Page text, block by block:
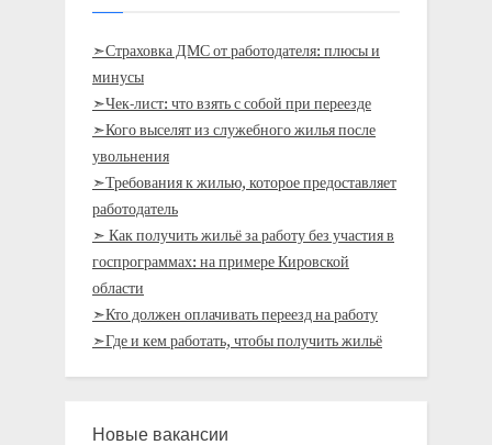
➣Страховка ДМС от работодателя: плюсы и
минусы
➣Чек-лист: что взять с собой при переезде
➣Кого выселят из служебного жилья после
увольнения
➣Требования к жилью, которое предоставляет
работодатель
➣ Как получить жильё за работу без участия в
госпрограммах: на примере Кировской
области
➣Кто должен оплачивать переезд на работу
➣Где и кем работать, чтобы получить жильё
Новые вакансии